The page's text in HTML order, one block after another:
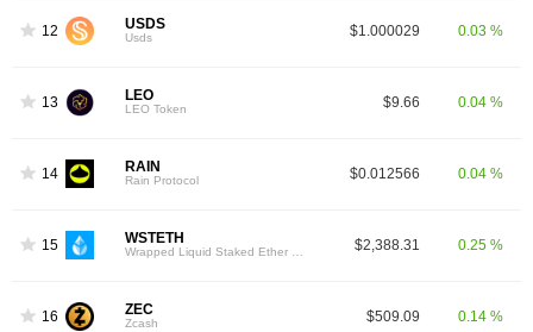
12 USDS
Usds $1.000029 0.03 %
13 LEO
LEO Token $9.66 0.04 %
14 RAIN
Rain Protocol $0.012566 0.04 %
15 WSTETH $2,388.31 0.25 %
16 ZEC
Zcash $509.09 0.14 %